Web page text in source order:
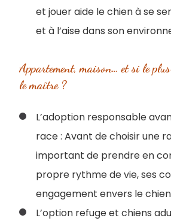
et jouer aide le chien à se
et à l’aise dans son
Appartement, maison… et si le
le maître ?
L’adoption responsable
race : Avant de choisir une
important de prendre en
propre rythme de vie, ses
engagement envers le
L’option refuge et chiens